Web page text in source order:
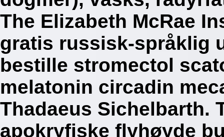
The Elizabeth McRae
gratis russisk-språklig
bestille stromectol
melatonin circadin
Thadaeus Sichelbarth.
apokryfiske flyhøyde